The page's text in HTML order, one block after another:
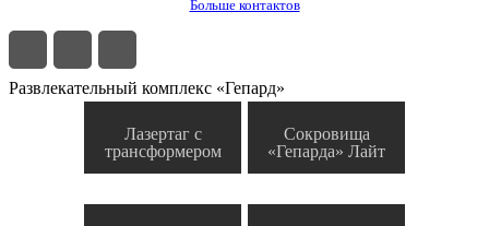
Больше контактов
Развлекательный комплекс «Гепард»
Лазертаг с
трансформером
Сокровища
«Гепарда» Лайт